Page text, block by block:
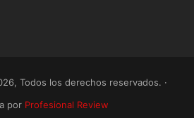
Todos los derechos reservados. ·
por Profesional Review